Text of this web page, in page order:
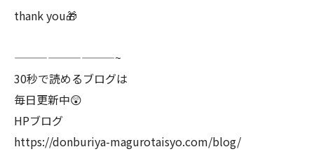
thank you🎁
—————————~
30秒で読めるブログは
毎日更新中😲
HPブログ
https://donburiya-magurotaisyo.com/blog/